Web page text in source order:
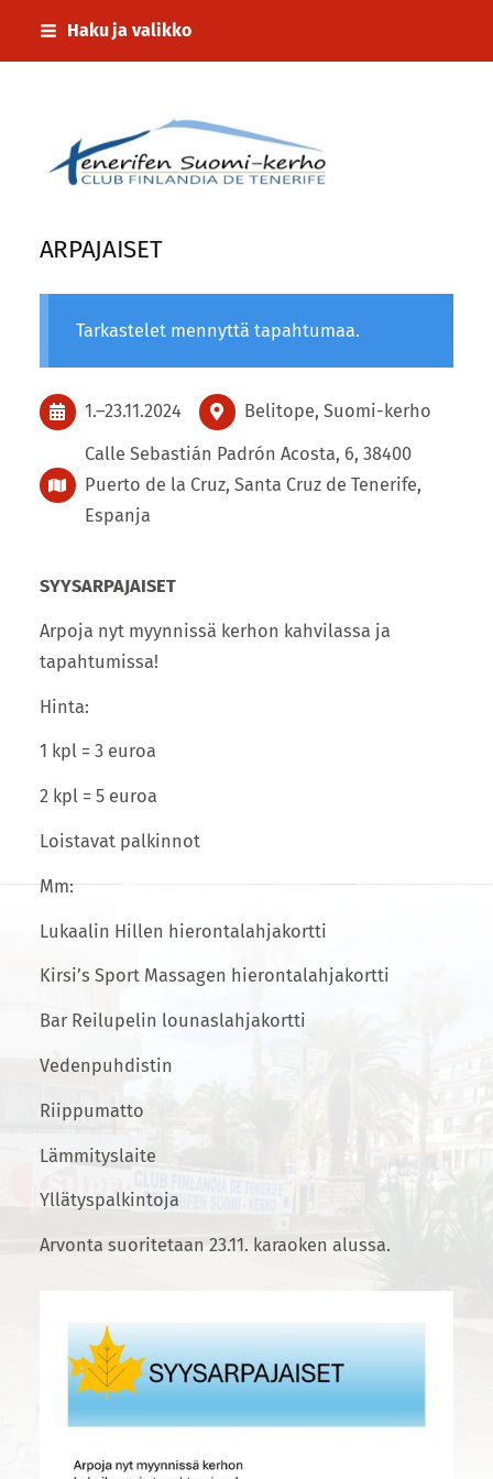
Siirry
sivun
Haku ja valikko
Tenerifen Suomi-kerho
ARPAJAISET
Tarkastelet mennyttä tapahtumaa.
1.–23.11.2024 Belitope, Suomi-kerho
Calle Sebastián Padrón Acosta, 6, 38400
Puerto de la Cruz, Santa Cruz de Tenerife,
Espanja
SYYSARPAJAISET
Arpoja nyt myynnissä kerhon kahvilassa ja
tapahtumissa!
Hinta:
1 kpl = 3 euroa
2 kpl = 5 euroa
Loistavat palkinnot
Mm:
Lukaalin Hillen hierontalahjakortti
Kirsi’s Sport Massagen hierontalahjakortti
Bar Reilupelin lounaslahjakortti
Vedenpuhdistin
Riippumatto
Lämmityslaite
Yllätyspalkintoja
Arvonta suoritetaan 23.11. karaoken alussa.